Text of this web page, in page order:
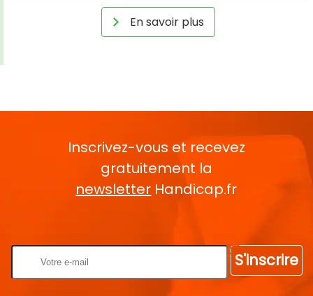
En savoir plus
Inscrivez-vous et recevez
gratuitement la
newsletter Handicap.fr
S'inscrire